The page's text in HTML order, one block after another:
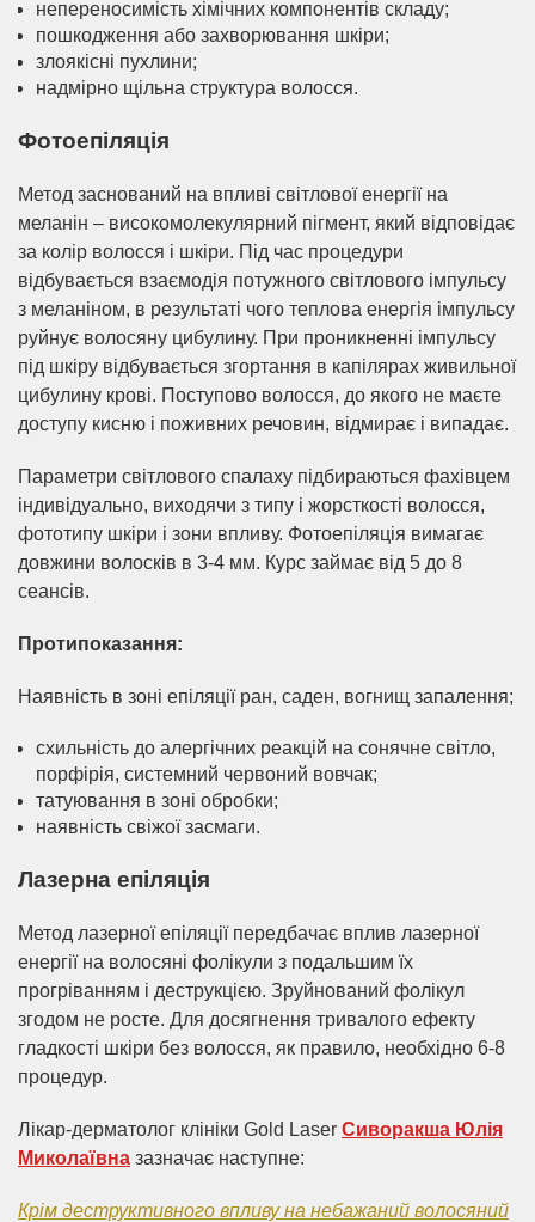
непереносимість хімічних компонентів складу;
пошкодження або захворювання шкіри;
злоякісні пухлини;
надмірно щільна структура волосся.
Фотоепіляція
Метод заснований на впливі світлової енергії на
меланін – високомолекулярний пігмент, який відповідає
за колір волосся і шкіри. Під час процедури
відбувається взаємодія потужного світлового імпульсу
з меланіном, в результаті чого теплова енергія імпульсу
руйнує волосяну цибулину. При проникненні імпульсу
під шкіру відбувається згортання в капілярах живильної
цибулину крові. Поступово волосся, до якого не маєте
доступу кисню і поживних речовин, відмирає і випадає.
Параметри світлового спалаху підбираються фахівцем
індивідуально, виходячи з типу і жорсткості волосся,
фототипу шкіри і зони впливу. Фотоепіляція вимагає
довжини волосків в 3-4 мм. Курс займає від 5 до 8
сеансів.
Протипоказання:
Наявність в зоні епіляції ран, саден, вогнищ запалення;
схильність до алергічних реакцій на сонячне світло,
порфірія, системний червоний вовчак;
татуювання в зоні обробки;
наявність свіжої засмаги.
Лазерна епіляція
Метод лазерної епіляції передбачає вплив лазерної
енергії на волосяні фолікули з подальшим їх
прогріванням і деструкцією. Зруйнований фолікул
згодом не росте. Для досягнення тривалого ефекту
гладкості шкіри без волосся, як правило, необхідно 6-8
процедур.
Лікар-дерматолог клініки Gold Laser Сиворакша Юлія
Миколаївна зазначає наступне:
Крім деструктивного впливу на небажаний волосяний